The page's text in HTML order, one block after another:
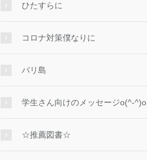
ひたすらに
コロナ対策僕なりに
バリ島
学生さん向けのメッセージo(^-^)o
☆推薦図書☆